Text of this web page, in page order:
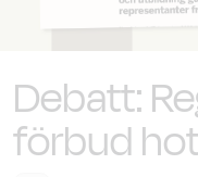
Debatt:
förbud